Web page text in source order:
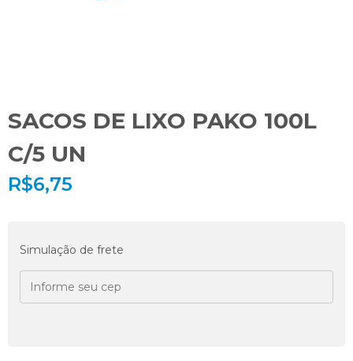
SACOS DE LIXO PAKO 100L
C/5 UN
R$6,75
Simulação de frete